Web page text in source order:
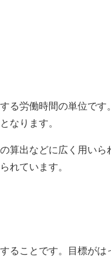
る労働時間の単位で
なります。
算出などに広く用い
れています。
ることです。目標が